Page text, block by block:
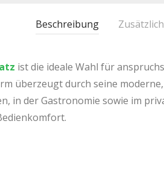
Beschreibung
ist die ideale Wahl für
überzeugt durch seine
in der Gastronomie sowie im